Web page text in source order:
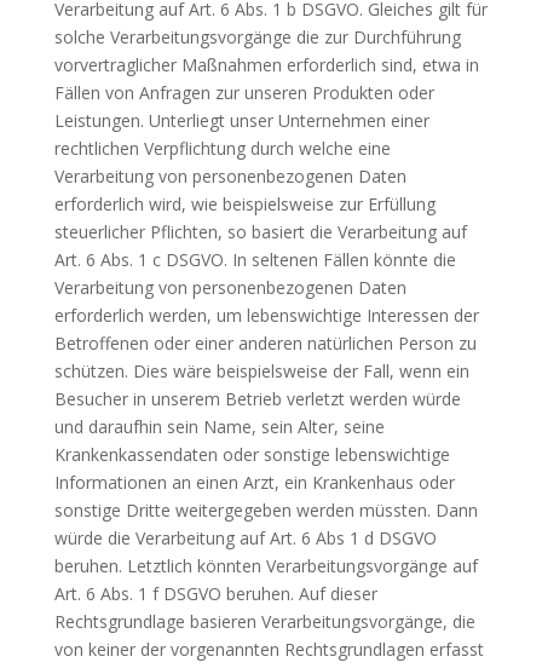
Verarbeitung auf Art. 6 Abs. 1 b DSGVO. Gleiches gilt für
solche Verarbeitungsvorgänge die zur Durchführung
vorvertraglicher Maßnahmen erforderlich sind, etwa in
Fällen von Anfragen zur unseren Produkten oder
Leistungen. Unterliegt unser Unternehmen einer
rechtlichen Verpflichtung durch welche eine
Verarbeitung von personenbezogenen Daten
erforderlich wird, wie beispielsweise zur Erfüllung
steuerlicher Pflichten, so basiert die Verarbeitung auf
Art. 6 Abs. 1 c DSGVO. In seltenen Fällen könnte die
Verarbeitung von personenbezogenen Daten
erforderlich werden, um lebenswichtige Interessen der
Betroffenen oder einer anderen natürlichen Person zu
schützen. Dies wäre beispielsweise der Fall, wenn ein
Besucher in unserem Betrieb verletzt werden würde
und daraufhin sein Name, sein Alter, seine
Krankenkassendaten oder sonstige lebenswichtige
Informationen an einen Arzt, ein Krankenhaus oder
sonstige Dritte weitergegeben werden müssten. Dann
würde die Verarbeitung auf Art. 6 Abs 1 d DSGVO
beruhen. Letztlich könnten Verarbeitungsvorgänge auf
Art. 6 Abs. 1 f DSGVO beruhen. Auf dieser
Rechtsgrundlage basieren Verarbeitungsvorgänge, die
von keiner der vorgenannten Rechtsgrundlagen erfasst